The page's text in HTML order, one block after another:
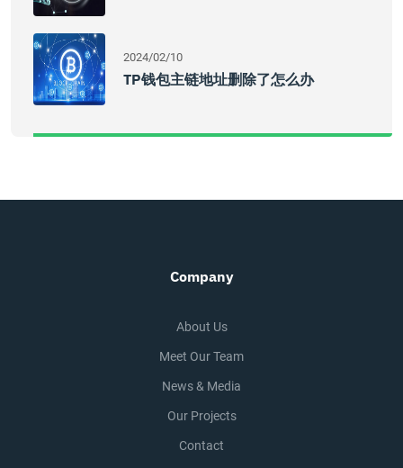
2024/02/10
TP钱包主链地址删除了怎么办
Company
About Us
Meet Our Team
News & Media
Our Projects
Contact